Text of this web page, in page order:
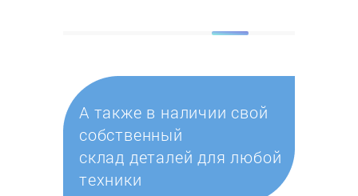
А также в наличии свой
собственный
склад деталей для любой
техники